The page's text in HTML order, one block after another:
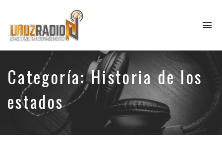
de
México,
narrada
por
Categoría:Historia de los
estados